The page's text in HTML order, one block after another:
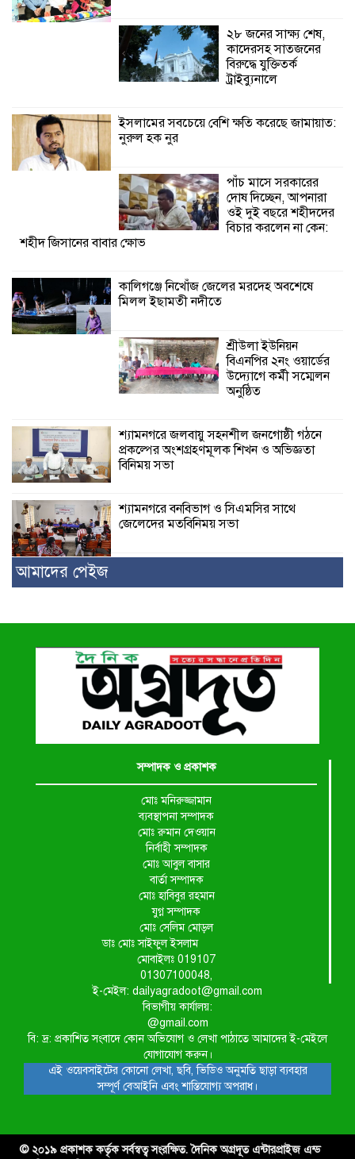
অনুষ্ঠিত
শ্যামনগরে জলবায়ু সহনশীল জনগোষ্ঠী গঠনে
২৮ জনের সাক্ষ্য শেষ,
কাদেরসহ সাতজনের
বিরুদ্ধে যুক্তিতর্ক
ট্রাইব্যুনালে
ইসলামের সবচেয়ে বেশি ক্ষতি করেছে জামায়াত:
নুরুল হক নুর
পাঁচ মাসে সরকারের
দোষ দিচ্ছেন, আপনারা
ওই দুই বছরে শহীদদের
বিচার করলেন না কেন:
শহীদ জিসানের বাবার ক্ষোভ
কালিগঞ্জে নিখোঁজ জেলের মরদেহ অবশেষে
মিলল ইছামতী নদীতে
শ্রীউলা ইউনিয়ন
বিএনপির ২নং ওয়ার্ডের
উদ্যোগে কর্মী সম্মেলন
অনুষ্ঠিত
শ্যামনগরে জলবায়ু সহনশীল জনগোষ্ঠী গঠনে
প্রকল্পের অংশগ্রহণমূলক শিখন ও অভিজ্ঞতা
বিনিময় সভা
শ্যামনগরে বনবিভাগ ও সিএমসির সাথে
জেলেদের মতবিনিময় সভা
আমাদের পেইজ
সম্পাদক ও প্রকাশক
মোঃ মনিরুজ্জামান
ব্যবস্থাপনা সম্পাদক
মোঃ রুমান দেওয়ান
নির্বাহী সম্পাদক
মোঃ আবুল বাসার
বার্তা সম্পাদক
মোঃ হাবিবুর রহমান
যুগ্ন সম্পাদক
মোঃ সেলিম মোড়ল
ডাঃ মোঃ সাইফুল ইসলাম
মোবাইলঃ 019107
01307100048,
ই-মেইল: dailyagradoot@gmail.com
বিভাগীয় কার্যালয়:
@gmail.com
বি: দ্র: প্রকাশিত সংবাদে কোন অভিযোগ ও লেখা পাঠাতে আমাদের ই-মেইলে
যোগাযোগ করুন।
এই ওয়েবসাইটের কোনো লেখা, ছবি, ভিডিও অনুমতি ছাড়া ব্যবহার
সম্পূর্ণ বেআইনি এবং শাস্তিযোগ্য অপরাধ।
© ২০১৯ প্রকাশক কর্তৃক সর্বস্বত্ব সংরক্ষিত. দৈনিক অগ্রদূত এন্টারপ্রাইজ এন্ড